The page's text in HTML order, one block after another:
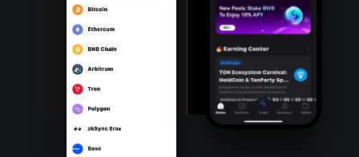
Português (Portugal)
Bahasa Indonesia